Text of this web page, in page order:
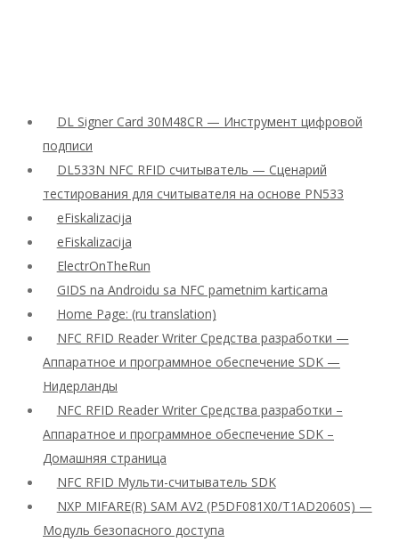
DL Signer Card 30M48CR — Инструмент цифровой
подписи
DL533N NFC RFID считыватель — Сценарий
тестирования для считывателя на основе PN533
eFiskalizacija
eFiskalizacija
ElectrOnTheRun
GIDS na Androidu sa NFC pametnim karticama
Home Page: (ru translation)
NFC RFID Reader Writer Средства разработки —
Аппаратное и программное обеспечение SDK —
Нидерланды
NFC RFID Reader Writer Средства разработки –
Аппаратное и программное обеспечение SDK –
Домашняя страница
NFC RFID Мульти-считыватель SDK
NXP MIFARE(R) SAM AV2 (P5DF081X0/T1AD2060S) —
Модуль безопасного доступа